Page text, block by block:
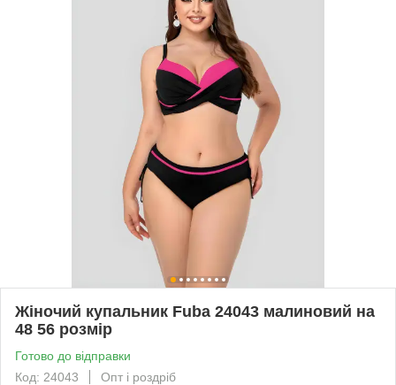
Жіночий купальник Fuba 24043 малиновий на
48 56 розмір
Готово до відправки
Код: 24043
Опт і роздріб